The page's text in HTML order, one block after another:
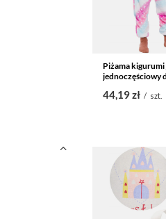
Piżama
jednoczęściowy
44,19 zł / szt.